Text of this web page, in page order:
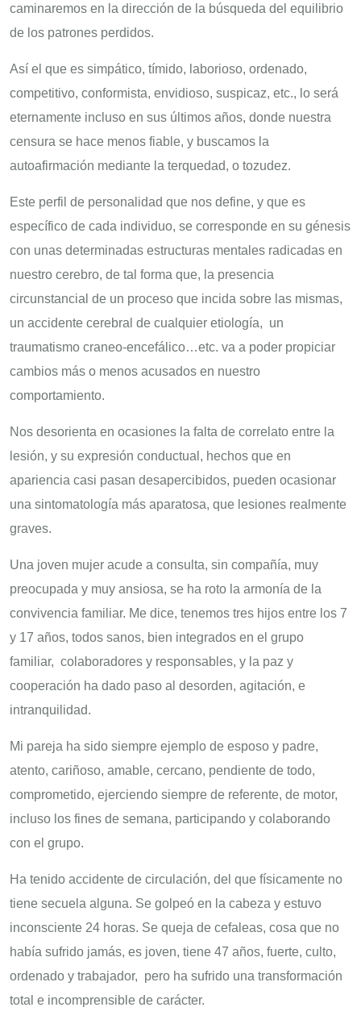
caminaremos en la dirección de la búsqueda del equilibrio
de los patrones perdidos.
Así el que es simpático, tímido, laborioso, ordenado,
competitivo, conformista, envidioso, suspicaz, etc., lo será
eternamente incluso en sus últimos años, donde nuestra
censura se hace menos fiable, y buscamos la
autoafirmación mediante la terquedad, o tozudez.
Este perfil de personalidad que nos define, y que es
específico de cada individuo, se corresponde en su génesis
con unas determinadas estructuras mentales radicadas en
nuestro cerebro, de tal forma que, la presencia
circunstancial de un proceso que incida sobre las mismas,
un accidente cerebral de cualquier etiología, un
traumatismo craneo-encefálico…etc. va a poder propiciar
cambios más o menos acusados en nuestro
comportamiento.
Nos desorienta en ocasiones la falta de correlato entre la
lesión, y su expresión conductual, hechos que en
apariencia casi pasan desapercibidos, pueden ocasionar
una sintomatología más aparatosa, que lesiones realmente
graves.
Una joven mujer acude a consulta, sin compañía, muy
preocupada y muy ansiosa, se ha roto la armonía de la
convivencia familiar. Me dice, tenemos tres hijos entre los 7
y 17 años, todos sanos, bien integrados en el grupo
familiar, colaboradores y responsables, y la paz y
cooperación ha dado paso al desorden, agitación, e
intranquilidad.
Mi pareja ha sido siempre ejemplo de esposo y padre,
atento, cariñoso, amable, cercano, pendiente de todo,
comprometido, ejerciendo siempre de referente, de motor,
incluso los fines de semana, participando y colaborando
con el grupo.
Ha tenido accidente de circulación, del que físicamente no
tiene secuela alguna. Se golpeó en la cabeza y estuvo
inconsciente 24 horas. Se queja de cefaleas, cosa que no
había sufrido jamás, es joven, tiene 47 años, fuerte, culto,
ordenado y trabajador, pero ha sufrido una transformación
total e incomprensible de carácter.